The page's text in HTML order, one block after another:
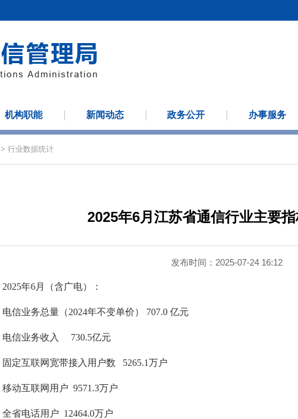
机构职能 新闻动态 政务公开 办事服务
> 行业数据统计
2025年6月江苏省通信行业主要
发布时间：2025-07-24 16:12
2025年6月（含广电）：
电信业务总量（2024年不变单价） 707.0 亿元
电信业务收入 730.5亿元
固定互联网宽带接入用户数 5265.1万户
移动互联网用户 9571.3万户
全省电话用户 12464.0万户